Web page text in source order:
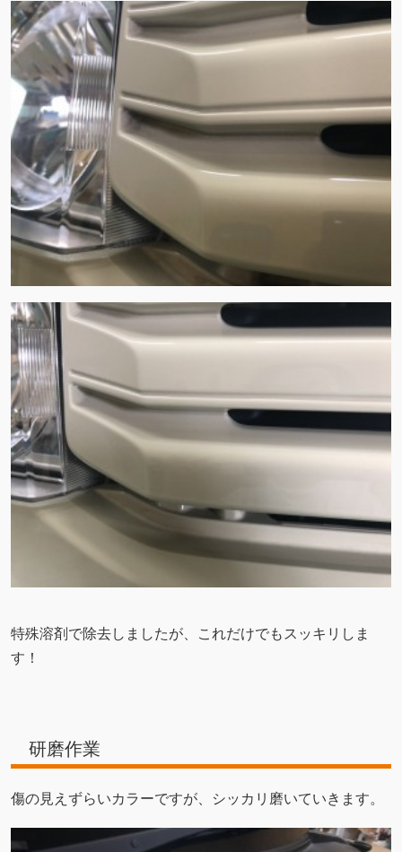
特殊溶剤で除去しましたが、これだけでもスッキリしま
す！
研磨作業
傷の見えずらいカラーですが、シッカリ磨いていきます。